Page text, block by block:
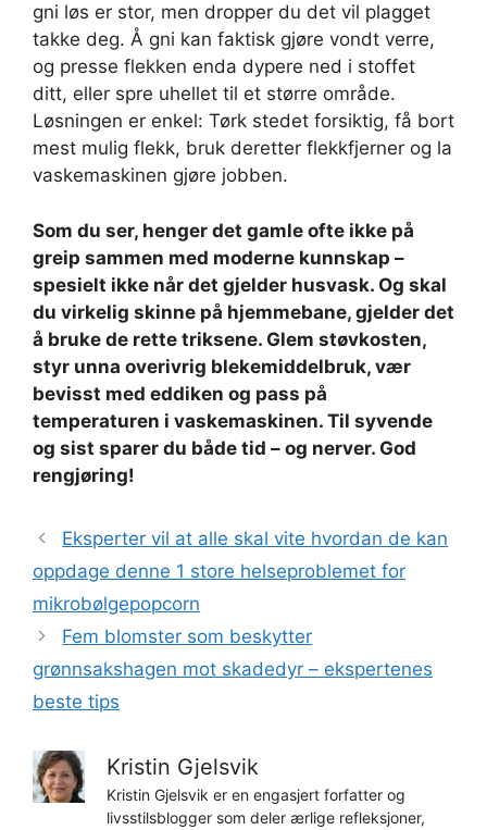
gni løs er stor, men dropper du det vil plagget
takke deg. Å gni kan faktisk gjøre vondt verre,
og presse flekken enda dypere ned i stoffet
ditt, eller spre uhellet til et større område.
Løsningen er enkel: Tørk stedet forsiktig, få bort
mest mulig flekk, bruk deretter flekkfjerner og la
vaskemaskinen gjøre jobben.
Som du ser, henger det gamle ofte ikke på
greip sammen med moderne kunnskap –
spesielt ikke når det gjelder husvask. Og skal
du virkelig skinne på hjemmebane, gjelder det
å bruke de rette triksene. Glem støvkosten,
styr unna overivrig blekemiddelbruk, vær
bevisst med eddiken og pass på
temperaturen i vaskemaskinen. Til syvende
og sist sparer du både tid – og nerver. God
rengjøring!
Eksperter vil at alle skal vite hvordan de kan
oppdage denne 1 store helseproblemet for
mikrobølgepopcorn
Fem blomster som beskytter
grønnsakshagen mot skadedyr – ekspertenes
beste tips
Kristin Gjelsvik
Kristin Gjelsvik er en engasjert forfatter og
livsstilsblogger som deler ærlige refleksjoner,